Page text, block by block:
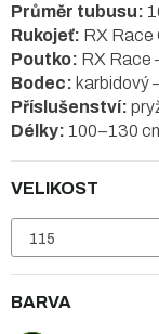
VELIKOST
BARVA
Průměr tubusu:
Rukojeť: RX Race
Poutko: RX Race
Bodec: karbidový
Příslušenství:
Délky: 100–130